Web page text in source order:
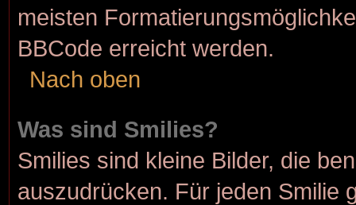
meisten
BBCode erreicht werden.
Nach oben
Was sind Smilies?
Smilies sind kleine Bilder, die
auszudrücken. Für jeden Smilie